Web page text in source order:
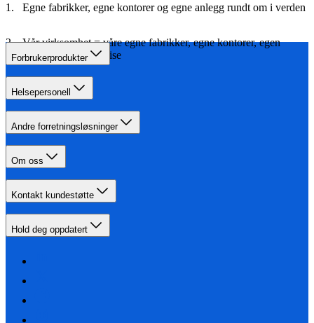
Egne fabrikker, egne kontorer og egne anlegg rundt om i verden
Vår virksomhet = våre egne fabrikker, egne kontorer, egen
logistikk og egen reise
Forbrukerprodukter
Helsepersonell
Andre forretningsløsninger
Om oss
Kontakt kundestøtte
Hold deg oppdatert